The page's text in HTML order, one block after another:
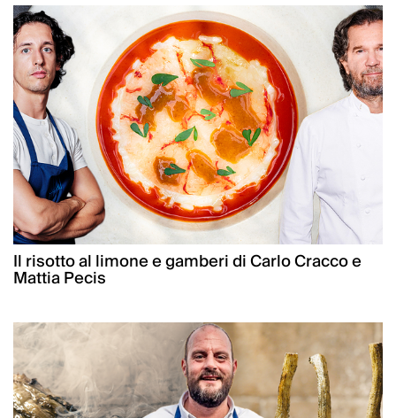
Il risotto al limone e gamberi di Carlo Cracco e
Mattia Pecis